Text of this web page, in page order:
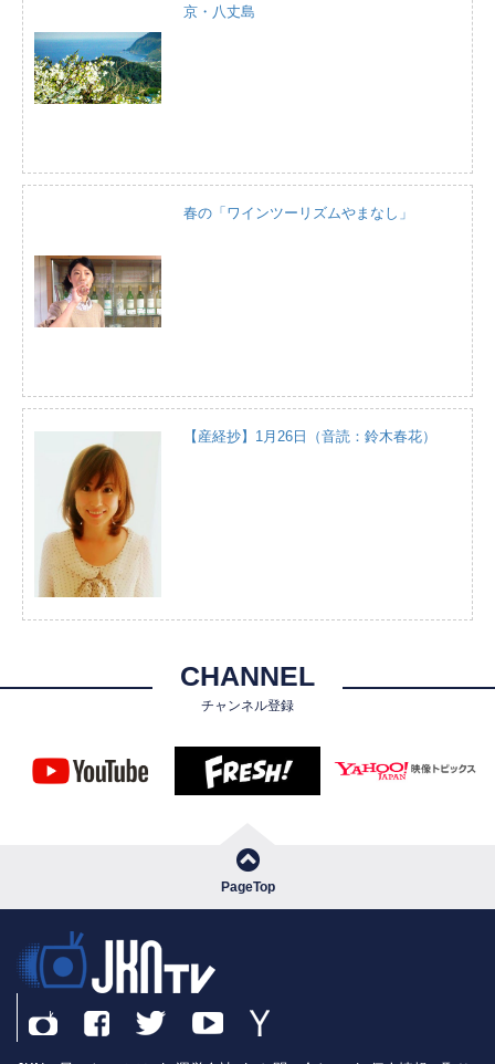
京・八丈島
春の「ワインツーリズムやまなし」
【産経抄】1月26日（音読：鈴木春花）
CHANNEL
チャンネル登録
PageTop